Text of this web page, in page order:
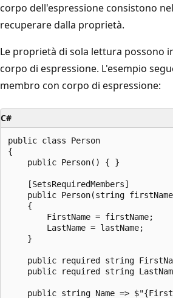
corpo dell'espressione consistono
recuperare dalla proprietà.
Le proprietà di sola lettura possono
corpo di espressione. L'esempio
membro con corpo di espressione:
C#
public class Person
{
    public Person() { }
    [SetsRequiredMembers]
public Person(string
    {
        FirstName = firstName;
        LastName = lastName;
    }
public required string
public required string
public string Name =>